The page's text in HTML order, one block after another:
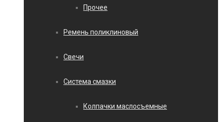
Прочее
Ремень поликлиновый
Свечи
Система смазки
Колпачки маслосъемные